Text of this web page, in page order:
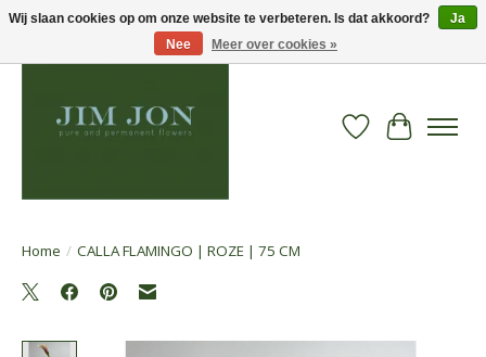
Verlanglijst
Home / CALLA FLAMINGO | ROZE | 75 CM
Wij slaan cookies op om onze website te verbeteren. Is dat akkoord?
Ja
Nee
Meer over cookies »